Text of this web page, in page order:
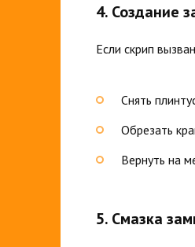
4. Создание
Если скрип
Снять
Обрезать
Вернуть на
5. Смазка